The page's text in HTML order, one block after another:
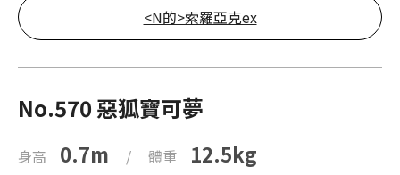
<N的>索羅亞克ex
No.570 惡狐寶可夢
身高 0.7m / 體重 12.5kg